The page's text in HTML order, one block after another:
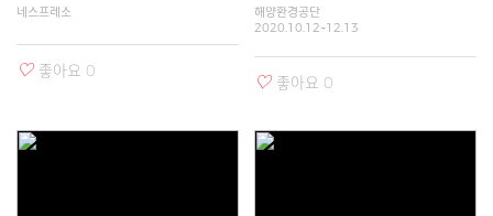
네스프레소
좋아요 0
해양환경공단
2020.10.12~12.13
좋아요 0
자세히보기 자세히보기